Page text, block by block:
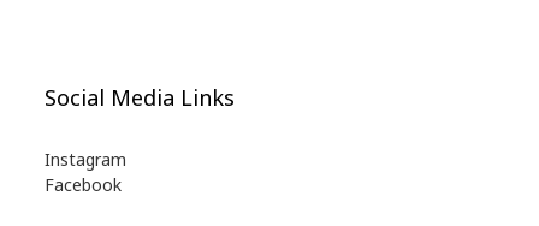
Social Media Links
Instagram
Facebook